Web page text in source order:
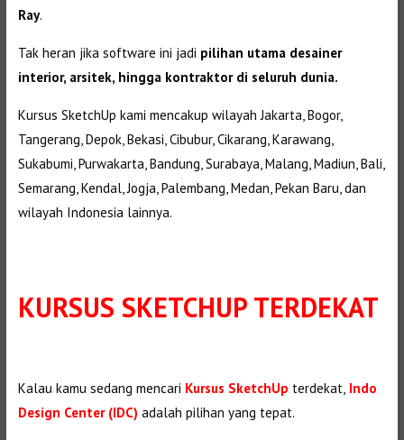
Ray.
Tak heran jika software ini jadi pilihan utama desainer
interior, arsitek, hingga kontraktor di seluruh dunia.
Kursus SketchUp kami mencakup wilayah Jakarta, Bogor,
Tangerang, Depok, Bekasi, Cibubur, Cikarang, Karawang,
Sukabumi, Purwakarta, Bandung, Surabaya, Malang, Madiun, Bali,
Semarang, Kendal, Jogja, Palembang, Medan, Pekan Baru, dan
wilayah Indonesia lainnya.
KURSUS SKETCHUP TERDEKAT
Kalau kamu sedang mencari Kursus SketchUp terdekat, Indo
Design Center (IDC) adalah pilihan yang tepat.